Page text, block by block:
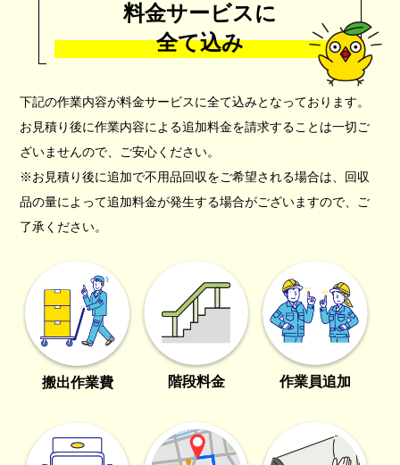
料金サービスに
全て込み
下記の作業内容が料金サービスに全て込みとなっております。
お見積り後に作業内容による追加料金を請求することは一切ご
ざいませんので、ご安心ください。
※お見積り後に追加で不用品回収をご希望される場合は、回収
品の量によって追加料金が発生する場合がございますので、ご
了承ください。
搬出作業費 階段料金 作業員追加